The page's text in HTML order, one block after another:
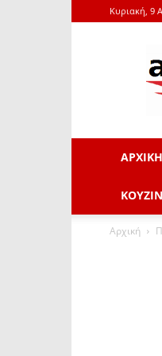
Κυριακή, 9
ΑΡΧΙΚΗ
Αρχική